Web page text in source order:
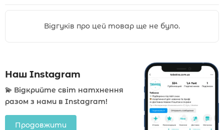
Відгуків про цей товар ще не було.
Наш Instagram
💫 Відкрийте світ натхнення
разом з нами в Instagram!
Продовжити